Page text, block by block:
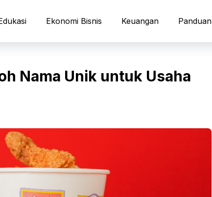
Ekonomi Bisnis Keuangan Panduan
Nama Unik untuk Usaha